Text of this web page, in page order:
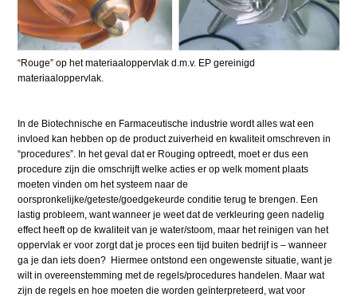
“Rouge” op het materiaaloppervlak d.m.v. EP gereinigd
materiaaloppervlak.
In de Biotechnische en Farmaceutische industrie wordt alles wat een
invloed kan hebben op de product zuiverheid en kwaliteit omschreven in
“procedures”. In het geval dat er Rouging optreedt, moet er dus een
procedure zijn die omschrijft welke acties er op welk moment plaats
moeten vinden om het systeem naar de
oorspronkelijke/geteste/goedgekeurde conditie terug te brengen. Een
lastig probleem, want wanneer je weet dat de verkleuring geen nadelig
effect heeft op de kwaliteit van je water/stoom, maar het reinigen van het
oppervlak er voor zorgt dat je proces een tijd buiten bedrijf is – wanneer
ga je dan iets doen? Hiermee ontstond een ongewenste situatie, want je
wilt in overeenstemming met de regels/procedures handelen. Maar wat
zijn de regels en hoe moeten die worden geïnterpreteerd, wat voor